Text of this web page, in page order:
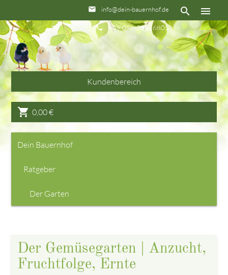
menu
search
email info@dein-bauernhof.de
phone +49 089-23516805
Kundenbereich
shopping_cart 0,00€
Dein Bauernhof
Ratgeber
Der Garten
Der Gemüsegarten | Anzucht,
Fruchtfolge, Ernte